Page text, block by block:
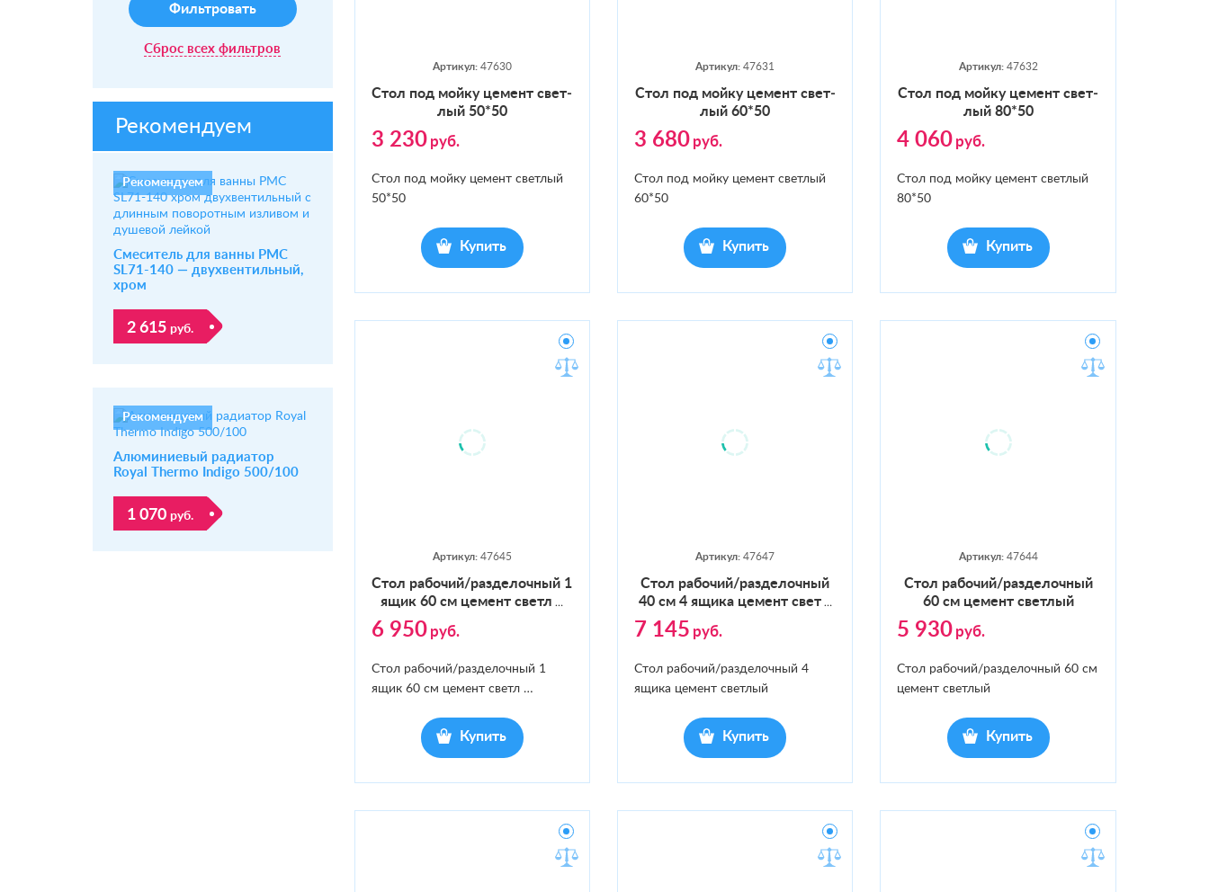
Фильтровать
Сброс всех фильтров
Рекомендуем
Рекомендуем
Смеситель для ванны РМС
SL71-140 — двухвентильный,
хром
2 615 руб.
Рекомендуем
Алюминиевый радиатор
Royal Thermo Indigo 500/100
1 070 руб.
Артикул: 47630
Стол под мой­ку це­мент свет­
лый 50*50
3 230 руб.
Стол под мойку цемент светлый
50*50
Купить
Артикул:47631
Стол под мой­ку це­мент свет­
лый 60*50
3 680 руб.
Стол под мойку цемент светлый
60*50
Купить
Артикул: 47632
Стол под мой­ку це­мент свет­
лый 80*50
4 060 руб.
Стол под мойку цемент светлый
80*50
Купить
Артикул: 47645
Стол ра­бочий/раз­де­лоч­ный 1
ящик 60 см це­мент светл …
6 950 руб.
Стол рабочий/разделочный 1
ящик 60 см цемент светл…
Купить
Артикул:47647
Стол ра­бочий/раз­де­лоч­ный
40 см 4 ящи­ка це­мент свет…
7 145 руб.
Стол рабочий/разделочный 4
ящика цемент светлый
Купить
Артикул: 47644
Стол ра­бочий/раз­де­лоч­ный
60 см це­мент свет­лый
5 930 руб.
Стол рабочий/разделочный 60 см
цемент светлый
Купить